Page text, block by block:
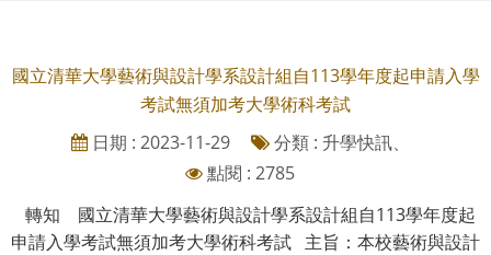
國立清華大學藝術與設計學系設計組自113學年度起申請入學
考試無須加考大學術科考試
日期 : 2023-11-29
分類 : 升學快訊、
點閱 : 2785
轉知 國立清華大學藝術與設計學系設計組自113學年度起
申請入學考試無須加考大學術科考試 主旨：本校藝術與設計